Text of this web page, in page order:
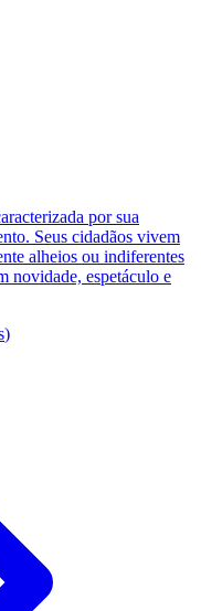
por sua
Seus cidadãos vivem
alheios ou indiferentes
novidade, espetáculo e
)